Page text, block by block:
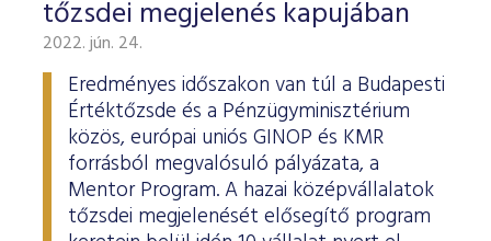
tőzsdei megjelenés kapujában
2022. jún. 24.
Eredményes időszakon van túl a Budapesti
Értéktőzsde és a Pénzügyminisztérium
közös, európai uniós GINOP és KMR
forrásból megvalósuló pályázata, a
Mentor Program. A hazai középvállalatok
tőzsdei megjelenését elősegítő program